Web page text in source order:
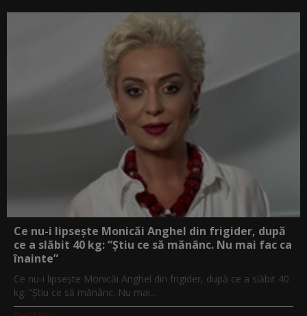
Ce nu-i lipsește Monicăi Anghel din frigider, după
ce a slăbit 40 kg: “Știu ce să mănânc. Nu mai fac ca
înainte”
Ce nu-i lipsește Monicăi Anghel din frigider, după ce a slăbit 40
kg: “Știu ce să mănânc. Nu mai...